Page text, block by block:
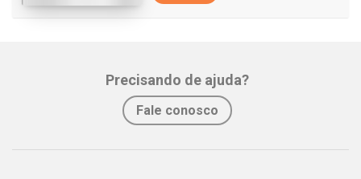
Precisando de ajuda?
Fale conosco